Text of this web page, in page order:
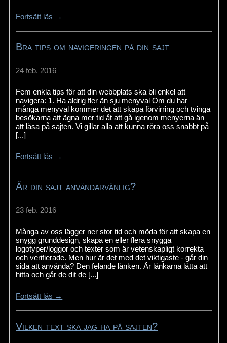
Fortsätt läs →
Bra tips om navigeringen på din sajt
24 feb. 2016
Fem enkla tips för att din webbplats ska bli enkel att
navigera: 1. Ha aldrig fler än sju menyval Om du har
många menyval kommer det att skapa förvirring och tvinga
besökarna att ägna mer tid åt att gå igenom menyerna än
att läsa på sajten. Vi gillar alla att kunna röra oss snabbt på
[...]
Fortsätt läs →
Är din sajt användarvänlig?
23 feb. 2016
Många av oss lägger ner stor tid och möda för att skapa en
snygg grunddesign, skapa en eller flera snygga
logotyper/loggor och texter som är vetenskapligt korrekta
och verifierade. Men hur är det med det viktigaste - går din
sida att använda? Den felande länken. Är länkarna lätta att
hitta och går de dit de [...]
Fortsätt läs →
Vilken text ska jag ha på sajten?